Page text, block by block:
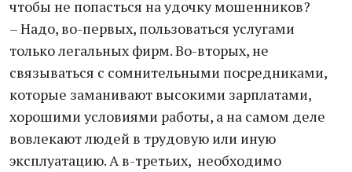
чтобы не попасться на удочку мошенников?
– Надо, во-первых, пользоваться услугами
только легальных фирм. Во-вторых, не
связываться с сомнительными посредниками,
которые заманивают высокими зарплатами,
хорошими условиями работы, а на самом деле
вовлекают людей в трудовую или иную
эксплуатацию. А в-третьих, необходимо